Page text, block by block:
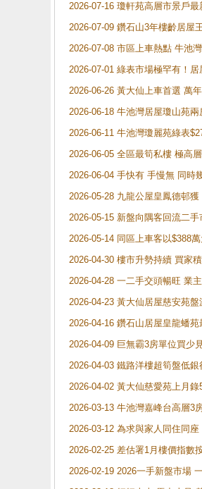
2026-07-16 瓊軒苑高層市景戶
2026-07-09 鑽石山3年樓齡居屋
2026-07-08 市區上車熱點 牛池
2026-07-01 綠表市場極罕有！
2026-06-26 黃大仙上車首選 萬
2026-06-18 牛池灣居屋瓊山苑
2026-06-11 牛池灣瓊麗苑綠表
2026-06-05 全區最筍私樓 極高
2026-06-04 手快有 手慢無 同時
2026-05-28 九龍公屋皇鳳德邨
2026-05-15 新盤向隅客回流二
2026-05-14 同區上車客以$388
2026-04-30 樓市升勢持續 買家
2026-04-28 一二手交頭暢旺 業
2026-04-23 黃大仙居屋慈安苑
2026-04-16 鑽石山居屋皇龍蟠
2026-04-09 巨無霸3房單位買少
2026-04-03 鐵路洋樓超筍盤低
2026-04-02 黃大仙慈愛苑上月
2026-03-13 牛池灣嘉峰台高層3
2026-03-12 為求與家人同住同
2026-02-25 差估署1月樓價指數
2026-02-19 2026一手新盤市場